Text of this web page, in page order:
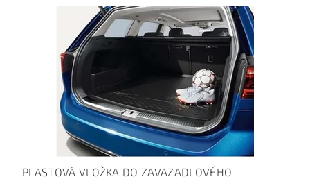
PLASTOVÁ VLOŽKA DO ZAVAZADLOVÉHO